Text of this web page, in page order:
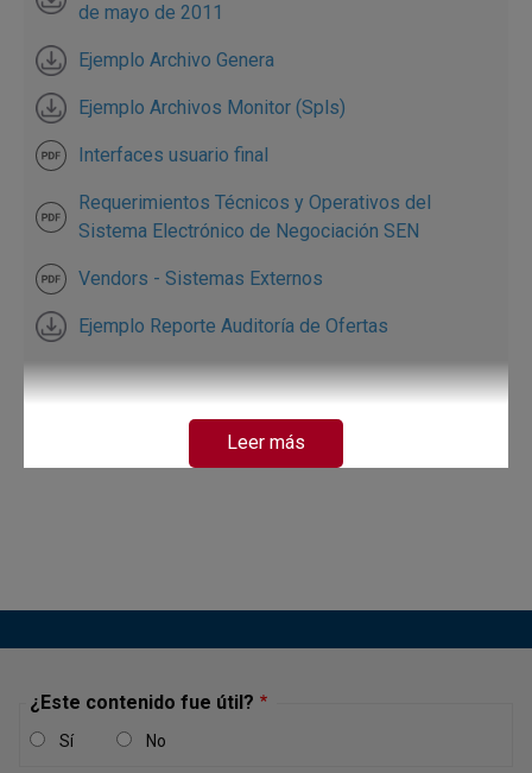
de mayo de 2011
Ejemplo Archivo Genera
Ejemplo Archivos Monitor (Spls)
Interfaces usuario final
Requerimientos Técnicos y Operativos del
Sistema Electrónico de Negociación SEN
Vendors - Sistemas Externos
Ejemplo Reporte Auditoría de Ofertas
Leer más
¿Este contenido fue útil?
Sí No